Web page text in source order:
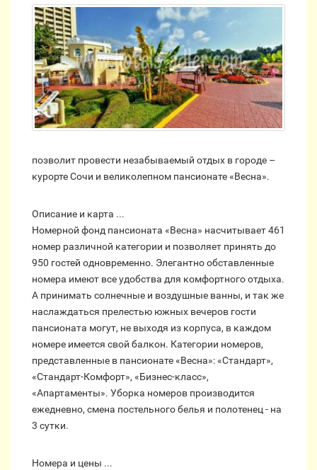
позволит провести незабываемый отдых в городе –
курорте Сочи и великолепном пансионате «Весна».
Описание и карта ...
Номерной фонд пансионата «Весна» насчитывает 461
номер различной категории и позволяет принять до
950 гостей одновременно. Элегантно обставленные
номера имеют все удобства для комфортного отдыха.
А принимать солнечные и воздушные ванны, и так же
наслаждаться прелестью южных вечеров гости
пансионата могут, не выходя из корпуса, в каждом
номере имеется свой балкон. Категории номеров,
представленные в пансионате «Весна»: «Cтандарт»,
«Стандарт-Комфорт», «Бизнес-класс»,
«Апартаменты». Уборка номеров производится
ежедневно, смена постельного белья и полотенец - на
3 сутки.
Номера и цены ...